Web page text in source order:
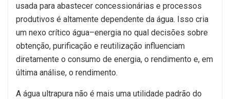
usada para abastecer concessionárias e processos
produtivos é altamente dependente da água. Isso cria
um nexo crítico água–energia no qual decisões sobre
obtenção, purificação e reutilização influenciam
diretamente o consumo de energia, o rendimento e, em
última análise, o rendimento.
A água ultrapura não é mais uma utilidade padrão do